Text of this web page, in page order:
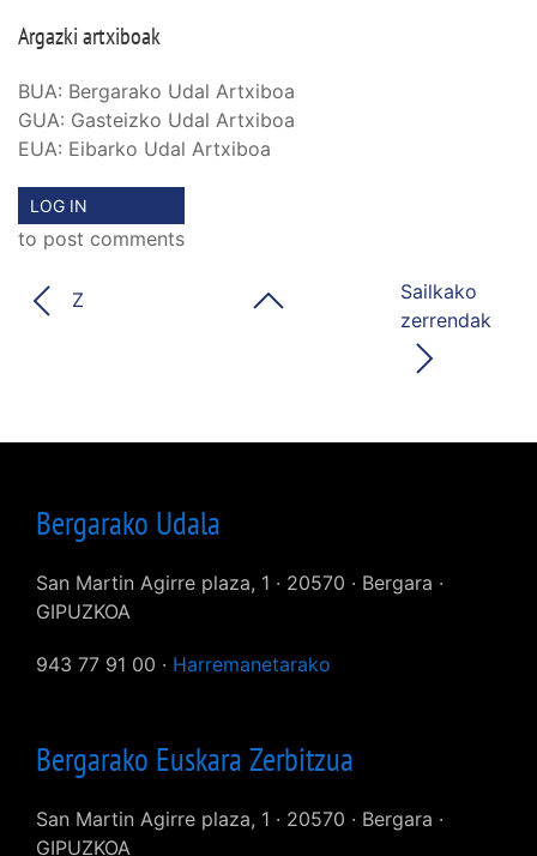
Argazki artxiboak
BUA: Bergarako Udal Artxiboa
GUA: Gasteizko Udal Artxiboa
EUA: Eibarko Udal Artxiboa
LOG IN
to post comments
Z
Sailkako
zerrendak
Bergarako Udala
San Martin Agirre plaza, 1 · 20570 · Bergara ·
GIPUZKOA
943 77 91 00 · Harremanetarako
Bergarako Euskara Zerbitzua
San Martin Agirre plaza, 1 · 20570 · Bergara ·
GIPUZKOA